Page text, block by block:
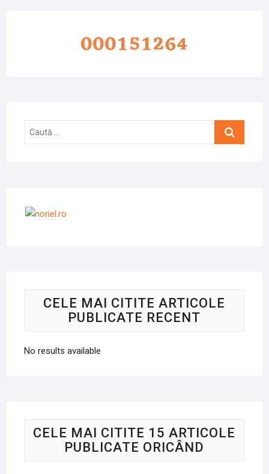
Caută
CELE MAI CITITE ARTICOLE
PUBLICATE RECENT
No results available
CELE MAI CITITE 15 ARTICOLE
PUBLICATE ORICÂND